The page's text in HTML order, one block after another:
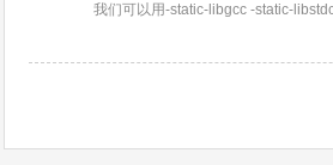
我们可以用-static-libgcc -static-